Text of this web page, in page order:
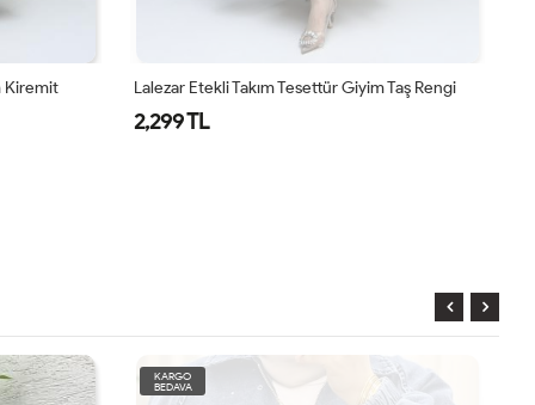
Kiremit Lalezar Etekli Takım Tesettür Giyim Taş Rengi
2,299 TL
KARGO
BEDAVA